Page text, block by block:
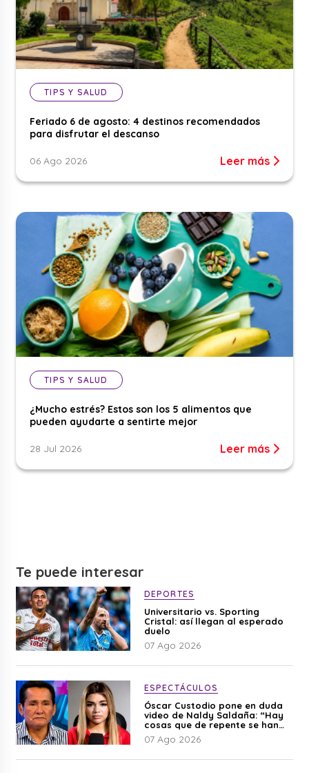
TIPS Y SALUD
Feriado 6 de agosto: 4 destinos recomendados
para disfrutar el descanso
06 Ago 2026 Leer más
TIPS Y SALUD
¿Mucho estrés? Estos son los 5 alimentos que
pueden ayudarte a sentirte mejor
28 Jul 2026 Leer más
Te puede interesar
DEPORTES
Universitario vs. Sporting
Cristal: así llegan al esperado
duelo
07 Ago 2026
ESPECTÁCULOS
Óscar Custodio pone en duda
video de Naldy Saldaña: “Hay
cosas que de repente se han
editado”
07 Ago 2026